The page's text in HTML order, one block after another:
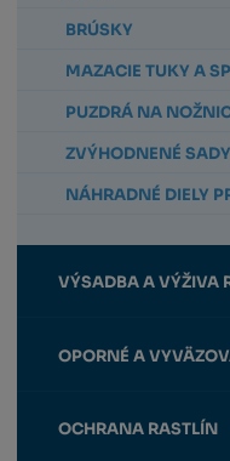
BRÚSKY
MAZACIE TUKY A
PUZDRÁ NA
ZVÝHODNENÉ SADY
NÁHRADNÉ DIELY
VÝSADBA A VÝŽIVA
OPORNÉ A
OCHRANA RASTLÍN